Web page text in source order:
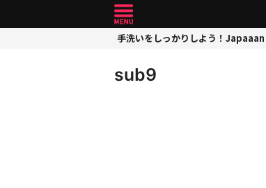
手洗いをしっかりしよう！Japaaan
sub9